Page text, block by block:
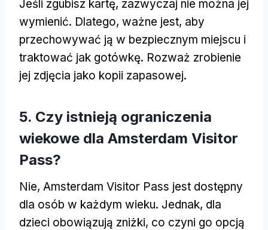
Jeśli zgubisz kartę, zazwyczaj nie można jej
wymienić. Dlatego, ważne jest, aby
przechowywać ją w bezpiecznym miejscu i
traktować jak gotówkę. Rozważ zrobienie
jej zdjęcia jako kopii zapasowej.
5. Czy istnieją ograniczenia
wiekowe dla Amsterdam Visitor
Pass?
Nie, Amsterdam Visitor Pass jest dostępny
dla osób w każdym wieku. Jednak, dla
dzieci obowiązują zniżki, co czyni go opcją